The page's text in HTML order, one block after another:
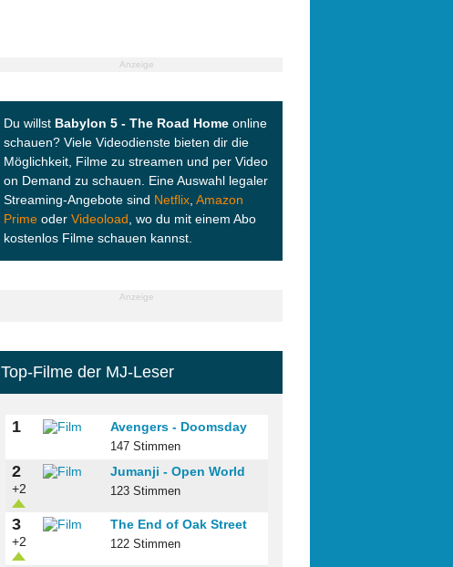
Anzeige
Du willst Babylon 5 - The Road Home online
schauen? Viele Videodienste bieten dir die
Möglichkeit, Filme zu streamen und per Video
on Demand zu schauen. Eine Auswahl legaler
Streaming-Angebote sind Netflix Amazon
Prime oder Videoload , wo du mit einem Abo
kostenlos Filme schauen kannst.
Anzeige
Top-Filme der MJ-Leser
1 Avengers - Doomsday
147 Stimmen
2
+2
Jumanji - Open World
123 Stimmen
3
+2
The End of Oak Street
122 Stimmen